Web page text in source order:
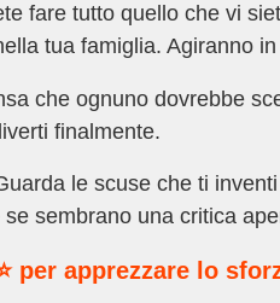
fare tutto quello che vi
tua famiglia. Agiranno
che ognuno dovrebbe
finalmente.
le scuse che ti
sembrano una critica
per apprezzare lo